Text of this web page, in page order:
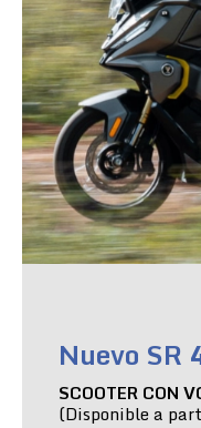
Nuevo SR
SCOOTER CON
(Disponible a